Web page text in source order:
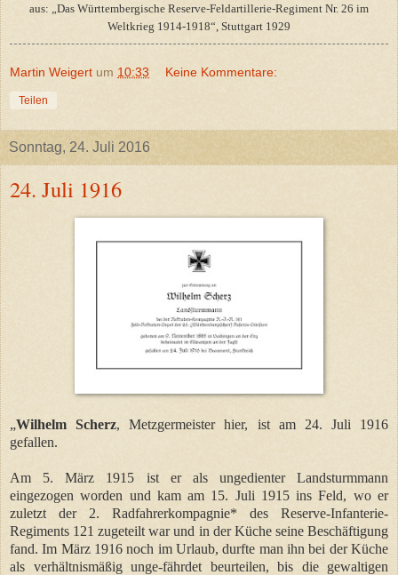
aus: „Das Württembergische Reserve-Feldartillerie-Regiment Nr. 26 im
Weltkrieg 1914-1918“, Stuttgart 1929
Martin Weigert um 10:33 Keine Kommentare:
Teilen
Sonntag, 24. Juli 2016
24. Juli 1916
„Wilhelm Scherz, Metzgermeister hier, ist am 24. Juli 1916
gefallen.
Am 5. März 1915 ist er als ungedienter Landsturmmann
eingezogen worden und kam am 15. Juli 1915 ins Feld, wo er
zuletzt der 2. Radfahrerkompagnie* des Reserve-Infanterie-
Regiments 121 zugeteilt war und in der Küche seine Beschäftigung
fand. Im März 1916 noch im Urlaub, durfte man ihn bei der Küche
als verhältnismäßig unge-fährdet beurteilen, bis die gewaltigen